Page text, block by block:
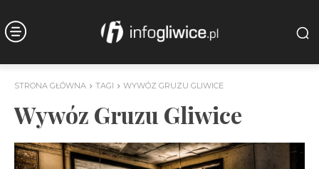
STRONA GŁÓWNA TAGI WYWÓZ GRUZU GLIWICE
Wywóz Gruzu Gliwice